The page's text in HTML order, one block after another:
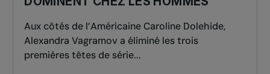
Aux côtés de l’Américaine Caroline Dolehide,
Alexandra Vagramov a éliminé les trois
premières têtes de série...